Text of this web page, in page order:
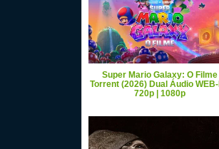
Super Mario Galaxy: O Filme
Torrent (2026) Dual Áudio
720p | 1080p